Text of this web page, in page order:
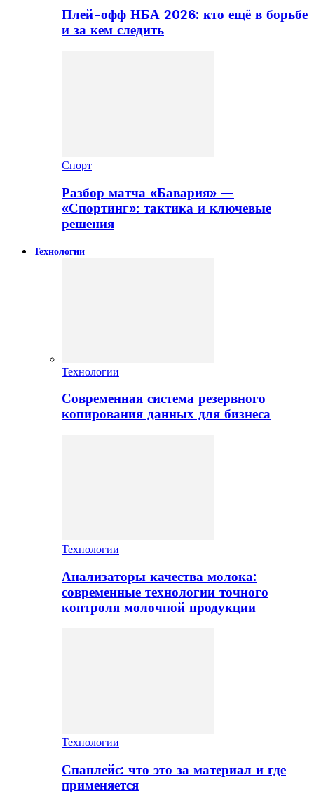
Плей-офф НБА 2026: кто ещё в борьбе
и за кем следить
Спорт
Разбор матча «Бавария» —
«Спортинг»: тактика и ключевые
решения
Технологии
Технологии
Современная система резервного
копирования данных для бизнеса
Технологии
Анализаторы качества молока:
современные технологии точного
контроля молочной продукции
Технологии
Спанлейс: что это за материал и где
применяется